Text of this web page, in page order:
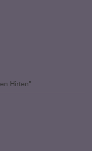
Hirten"